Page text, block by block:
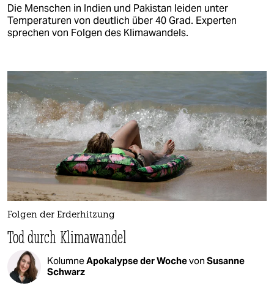
Die Menschen in Indien und Pakistan leiden unter
Temperaturen von deutlich über 40 Grad. Experten
sprechen von Folgen des Klimawandels.
Folgen der Erderhitzung
Tod durch Klimawandel
KolumneApokalypse der Wochevon Susanne
Schwarz